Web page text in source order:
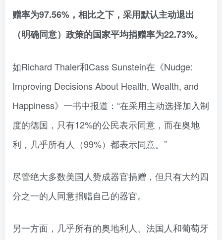
赠率为97.56%，相比之下，采用默认主动退出
（明确同意）政策的国家平均捐赠率为22.73%。
如Richard Thaler和Cass Sunstein在《Nudge:
Improving Decisions About Health, Wealth, and
Happiness》一书中报道：“在采用主动选择加入制
度的德国，只有12%的公民表示同意，而在奥地
利，几乎所有人（99%）都表示同意。”
尽管绝大多数美国人赞成器官捐赠，但只有大约四
分之一的人同意捐赠自己的器官。
另一方面，几乎所有的奥地利人、法国人和葡萄牙